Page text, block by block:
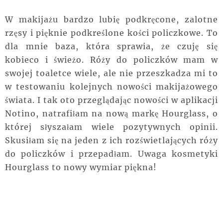
W makijażu bardzo lubię podkręcone, zalotne
rzęsy i pięknie podkreślone kości policzkowe. To
dla mnie baza, która sprawia, że czuję się
kobieco i świeżo. Róży do policzków mam w
swojej toaletce wiele, ale nie przeszkadza mi to
w testowaniu kolejnych nowości makijażowego
świata. I tak oto przeglądając nowości w aplikacji
Notino, natrafiłam na nową markę Hourglass, o
której słyszałam wiele pozytywnych opinii.
Skusiłam się na jeden z ich rozświetlających róży
do policzków i przepadłam. Uwaga kosmetyki
Hourglass to nowy wymiar piękna!